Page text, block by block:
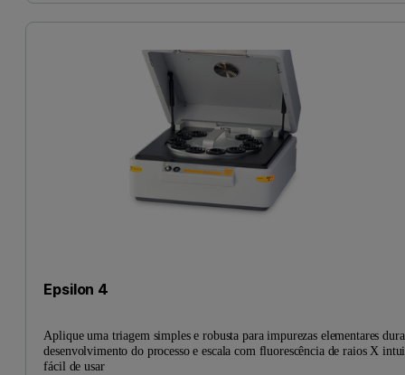
Epsilon 4
Aplique uma triagem simples e robusta para impurezas elementares
desenvolvimento do processo e escala com fluorescência de raios X
fácil de usar